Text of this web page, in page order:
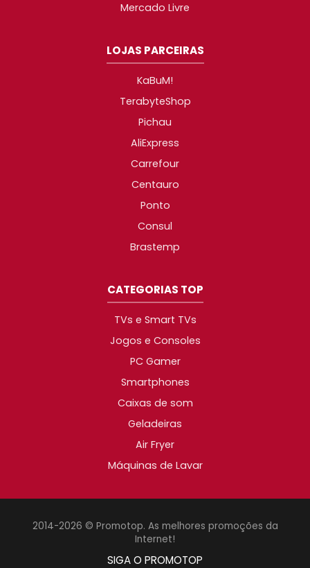
Mercado Livre
LOJAS PARCEIRAS
KaBuM!
TerabyteShop
Pichau
AliExpress
Carrefour
Centauro
Ponto
Consul
Brastemp
CATEGORIAS TOP
TVs e Smart TVs
Jogos e Consoles
PC Gamer
Smartphones
Caixas de som
Geladeiras
Air Fryer
Máquinas de Lavar
2014-2026 © Promotop. As melhores promoções da
Internet!
SIGA O PROMOTOP